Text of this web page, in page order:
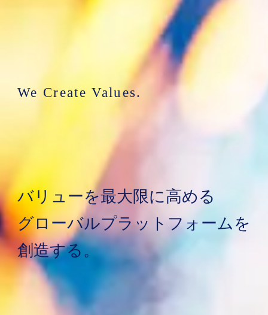
We Create Values.
バリューを最大限に高める
グローバルプラットフォームを
創造する。